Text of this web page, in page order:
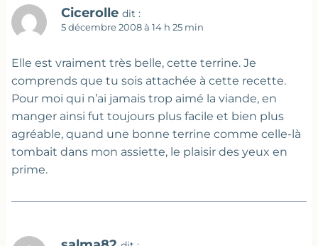
Cicerolle dit :
5 décembre 2008 à 14 h 25 min
Elle est vraiment très belle, cette terrine. Je
comprends que tu sois attachée à cette recette.
Pour moi qui n’ai jamais trop aimé la viande, en
manger ainsi fut toujours plus facile et bien plus
agréable, quand une bonne terrine comme celle-là
tombait dans mon assiette, le plaisir des yeux en
prime.